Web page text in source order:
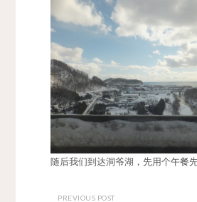
随后我们到达洞爷湖，先用个午餐先
PREVIOUS POST